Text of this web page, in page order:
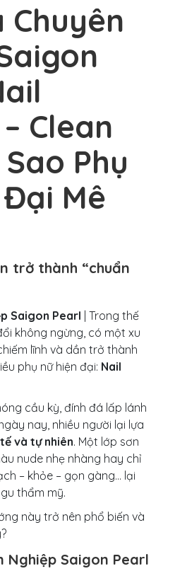
Chuyên
Clean
Phụ
Mê
trở thành “chuẩn
Saigon Pearl | Trong thế
không ngừng, có một xu
lĩnh và dần trở thành
phụ nữ hiện đại: Nail
cầu kỳ, đính đá lấp lánh
nay, nhiều người lại lựa
và tự nhiên. Một lớp sơn
nude nhẹ nhàng hay chỉ
– khỏe – gọn gàng… lại
thẩm mỹ.
này trở nên phổ biến và
Nghiệp Saigon Pearl